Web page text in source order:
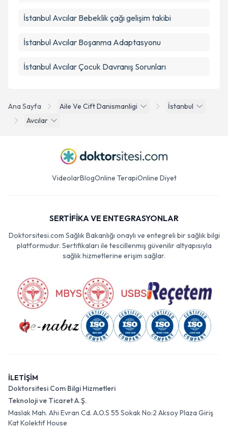
Ana Sayfa Aile Ve Cift Danismanligi
İstanbul
Avcılar
İstanbul Avcılar Bebeklik çağı gelişim takibi
İstanbul Avcılar Boşanma Adaptasyonu
İstanbul Avcılar Çocuk Davranış Sorunları
VideolarBlogOnline TerapiOnline Diyet
SERTİFİKA VE ENTEGRASYONLAR
Doktorsitesi.com Sağlık Bakanlığı onaylı ve entegreli bir sağlık bilgi
platformudur. Sertifikaları ile tescillenmiş güvenilir altyapısıyla
sağlık hizmetlerine erişim sağlar.
İLETİŞİM
Doktorsitesi Com Bilgi Hizmetleri
Teknoloji ve Ticaret A.Ş.
Maslak Mah. Ahi Evran Cd. A.O.S 55 Sokak No:2 Aksoy Plaza Giriş
Kat Kolektif House